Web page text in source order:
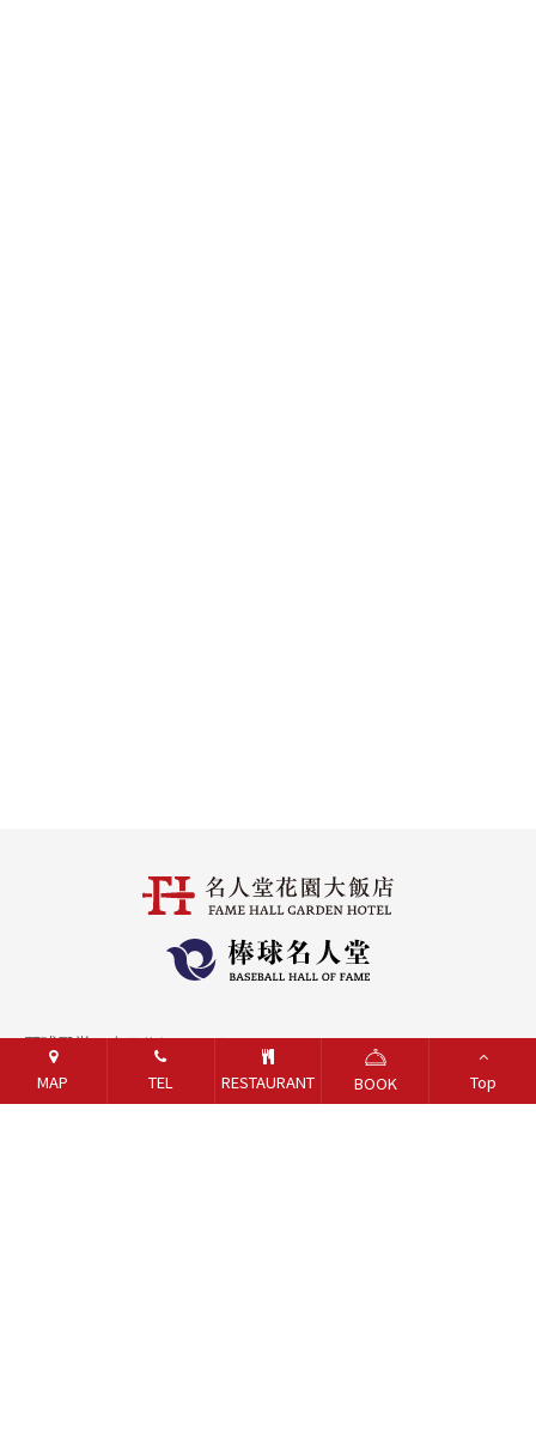
野球殿堂・ホテルについて
お問い合わせ
MAP TEL RESTAURANT BOOK Top